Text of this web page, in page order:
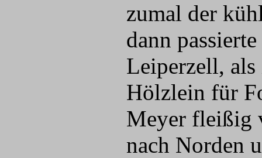
zumal der
dann
Leiperzell,
Hölzlein für
Meyer fleißig
nach Norden